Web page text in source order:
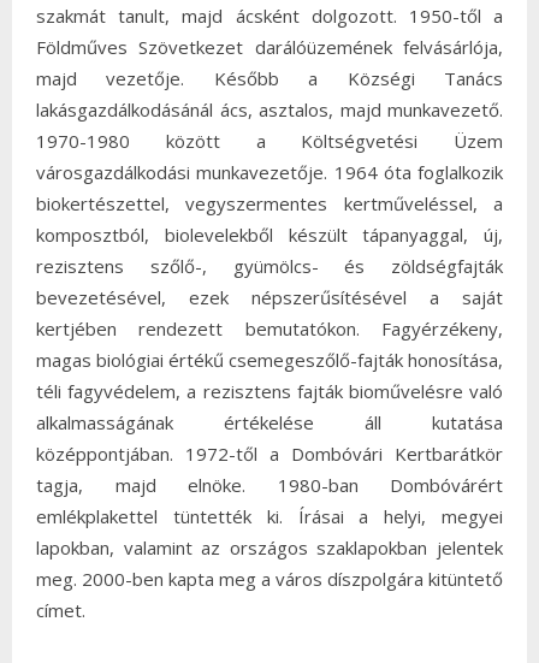
szakmát tanult, majd ácsként dolgozott. 1950-től a
Földműves Szövetkezet darálóüzemének felvásárlója,
majd vezetője. Később a Községi Tanács
lakásgazdálkodásánál ács, asztalos, majd munkavezető.
1970-1980 között a Költségvetési Üzem
városgazdálkodási munkavezetője. 1964 óta foglalkozik
biokertészettel, vegyszermentes kertműveléssel, a
komposztból, biolevelekből készült tápanyaggal, új,
rezisztens szőlő-, gyümölcs- és zöldségfajták
bevezetésével, ezek népszerűsítésével a saját
kertjében rendezett bemutatókon. Fagyérzékeny,
magas biológiai értékű csemegeszőlő-fajták honosítása,
téli fagyvédelem, a rezisztens fajták bioművelésre való
alkalmasságának értékelése áll kutatása
középpontjában. 1972-től a Dombóvári Kertbarátkör
tagja, majd elnöke. 1980-ban Dombóvárért
emlékplakettel tüntették ki. Írásai a helyi, megyei
lapokban, valamint az országos szaklapokban jelentek
meg. 2000-ben kapta meg a város díszpolgára kitüntető
címet.